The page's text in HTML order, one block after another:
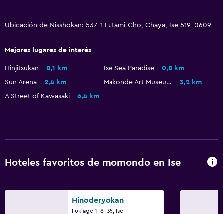
Ubicación de Nisshokan: 537-1 Futami-Cho, Chaya, Ise 519-0609
Mejores lugares de interés
Hinjitsukan 0,1 km Ise Sea Paradise
0,8 km
Sun Arena
2,4 km Makonde Art Museum
3,2 km
A Street of Kawasaki
6,4 km
Hoteles favoritos de momondo en Ise
Hinoderyokan
Fukiage 1-8-35, Ise